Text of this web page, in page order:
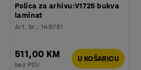
Polica za arhivu:V1725 bukva
laminat
Art. br.:149781
511,00 KM
bez PDV
U KOŠARICU